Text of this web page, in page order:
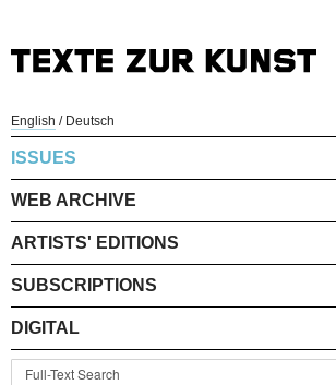
English / Deutsch
ISSUES
WEB ARCHIVE
ARTISTS' EDITIONS
SUBSCRIPTIONS
DIGITAL